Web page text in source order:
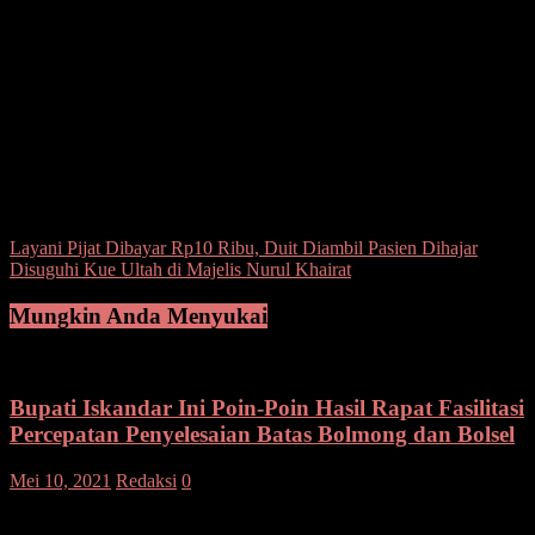
Navigasi
pos
Layani Pijat Dibayar Rp10 Ribu, Duit Diambil Pasien Dihajar
Disuguhi Kue Ultah di Majelis Nurul Khairat
Mungkin Anda Menyukai
Bupati Iskandar Ini Poin-Poin Hasil Rapat Fasilitasi
Percepatan Penyelesaian Batas Bolmong dan Bolsel
Mei 10, 2021 Redaksi 0